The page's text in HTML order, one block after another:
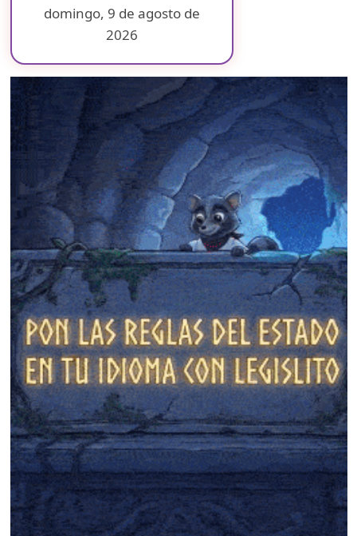
domingo, 9 de agosto de
2026
❄
❄
❄
❄
❄
❄
❄
❄